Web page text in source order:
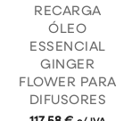
RECARGA
ÓLEO
ESSENCIAL
GINGER
FLOWER PARA
DIFUSORES